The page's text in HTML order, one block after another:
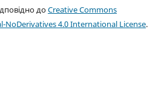
доCreative Commons
4.0 International License.